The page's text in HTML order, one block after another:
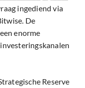
ingediend via
De
enorme
Reserve